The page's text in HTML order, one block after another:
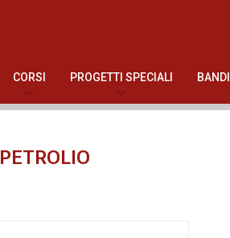
CORSI PROGETTI SPECIALI BANDI